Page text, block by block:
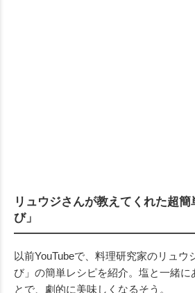
リュウジさんが教えてくれた超
び」
以前YouTubeで、料理研究家のリュウ
び」の簡単レシピを紹介。塩と一緒に
とで、劇的に美味しくなるそう。